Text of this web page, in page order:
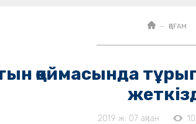
ҚОҒАМ
қоймасында
2019 ж. 07 ақпан